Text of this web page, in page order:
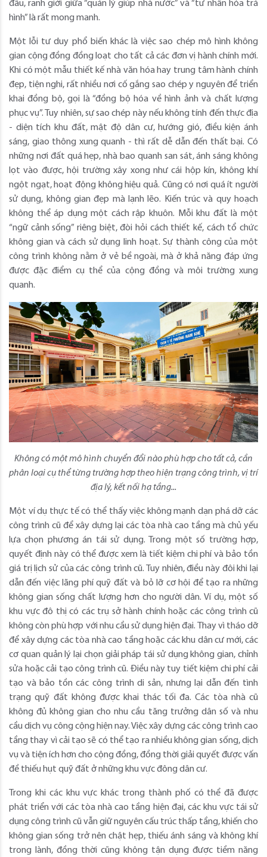
đầu, ranh giới giữa “quản lý giúp nhà nước” và “tư nhân hóa trá
hình” là rất mong manh.
Một lỗi tư duy phổ biến khác là việc sao chép mô hình không
gian cộng đồng đồng loạt cho tất cả các đơn vị hành chính mới.
Khi có một mẫu thiết kế nhà văn hóa hay trung tâm hành chính
đẹp, tiện nghi, rất nhiều nơi cố gắng sao chép y nguyên để triển
khai đồng bộ, gọi là “đồng bộ hóa về hình ảnh và chất lượng
phục vụ”. Tuy nhiên, sự sao chép này nếu không tính đến thực địa
- diện tích khu đất, mật độ dân cư, hướng gió, điều kiện ánh
sáng, giao thông xung quanh - thì rất dễ dẫn đến thất bại. Có
những nơi đất quá hẹp, nhà bao quanh san sát, ánh sáng không
lọt vào được, hội trường xây xong như cái hộp kín, không khí
ngột ngạt, hoạt động không hiệu quả. Cũng có nơi quá ít người
sử dụng, không gian đẹp mà lạnh lẽo. Kiến trúc và quy hoạch
không thể áp dụng một cách rập khuôn. Mỗi khu đất là một
“ngữ cảnh sống” riêng biệt, đòi hỏi cách thiết kế, cách tổ chức
không gian và cách sử dụng linh hoạt. Sự thành công của một
công trình không nằm ở vẻ bề ngoài, mà ở khả năng đáp ứng
được đặc điểm cụ thể của cộng đồng và môi trường xung
quanh.
Không có một mô hình chuyển đổi nào phù hợp cho tất cả, cần
phân loại cụ thể từng trường hợp theo hiện trạng công trình, vị trí
địa lý, kết nối hạ tầng...
Một ví dụ thực tế có thể thấy việc không mạnh dạn phá dỡ các
công trình cũ để xây dựng lại các tòa nhà cao tầng mà chủ yếu
lựa chọn phương án tái sử dụng. Trong một số trường hợp,
quyết định này có thể được xem là tiết kiệm chi phí và bảo tồn
giá trị lịch sử của các công trình cũ. Tuy nhiên, điều này đôi khi lại
dẫn đến việc lãng phí quỹ đất và bỏ lỡ cơ hội để tạo ra những
không gian sống chất lượng hơn cho người dân. Ví dụ, một số
khu vực đô thị có các trụ sở hành chính hoặc các công trình cũ
không còn phù hợp với nhu cầu sử dụng hiện đại. Thay vì tháo dỡ
để xây dựng các tòa nhà cao tầng hoặc các khu dân cư mới, các
cơ quan quản lý lại chọn giải pháp tái sử dụng không gian, chỉnh
sửa hoặc cải tạo công trình cũ. Điều này tuy tiết kiệm chi phí cải
tạo và bảo tồn các công trình di sản, nhưng lại dẫn đến tình
trạng quỹ đất không được khai thác tối đa. Các tòa nhà cũ
không đủ không gian cho nhu cầu tăng trưởng dân số và nhu
cầu dịch vụ công cộng hiện nay. Việc xây dựng các công trình cao
tầng thay vì cải tạo sẽ có thể tạo ra nhiều không gian sống, dịch
vụ và tiện ích hơn cho cộng đồng, đồng thời giải quyết được vấn
đề thiếu hụt quỹ đất ở những khu vực đông dân cư.
Trong khi các khu vực khác trong thành phố có thể đã được
phát triển với các tòa nhà cao tầng hiện đại, các khu vực tái sử
dụng công trình cũ vẫn giữ nguyên cấu trúc thấp tầng, khiến cho
không gian sống trở nên chật hẹp, thiếu ánh sáng và không khí
trong lành, đồng thời cũng không tận dụng được tiềm năng